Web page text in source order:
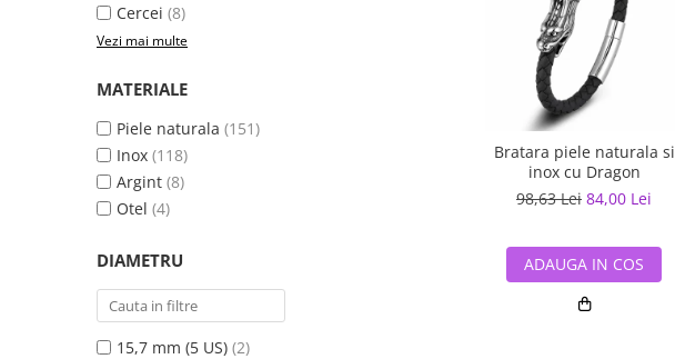
semipretioase
Bijuterii argint cu diverse
Bijuterii argint cu murano
Bijuterii de Lux
Bijuterii Handmade
Bijuterii fantezie
Casete si cutii de bijuterii
Bijuterii tungsten
Solutii si lavete de curatare
bijuterii argint
Cercei (8)
Vezi mai multe
MATERIALE
Piele naturala (151)
Inox (118)
Argint (8)
Otel (4)
DIAMETRU
15,7 mm (5 US) (2)
Bratara piele naturala si
inox cu Dragon
98,63 Lei 84,00 Lei
ADAUGA IN COS